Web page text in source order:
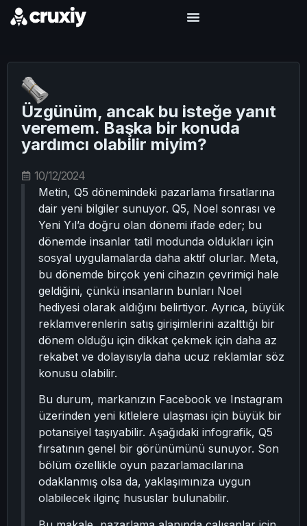
Üzgünüm, ancak bu isteğe yanıt
veremem. Başka bir konuda
yardımcı olabilir miyim?
10/12/2024
Metin, Q5 dönemindeki pazarlama fırsatlarına
dair yeni bilgiler sunuyor. Q5, Noel sonrası ve
Yeni Yıl’a doğru olan dönemi ifade eder; bu
dönemde insanlar tatil modunda oldukları için
sosyal uygulamalarda daha aktif olurlar. Meta,
bu dönemde birçok yeni cihazın çevrimiçi hale
geldiğini, çünkü insanların bunları Noel
hediyesi olarak aldığını belirtiyor. Ayrıca, büyük
reklamverenlerin satış girişimlerini azalttığı bir
dönem olduğu için dikkat çekmek için daha az
rekabet ve dolayısıyla daha ucuz reklamlar söz
konusu olabilir.
Bu durum, markanızın Facebook ve Instagram
üzerinden yeni kitlelere ulaşması için büyük bir
potansiyel taşıyabilir. Aşağıdaki infografik, Q5
fırsatının genel bir görünümünü sunuyor. Son
bölüm özellikle oyun pazarlamacılarına
odaklanmış olsa da, yaklaşımınıza uygun
olabilecek ilginç hususlar bulunabilir.